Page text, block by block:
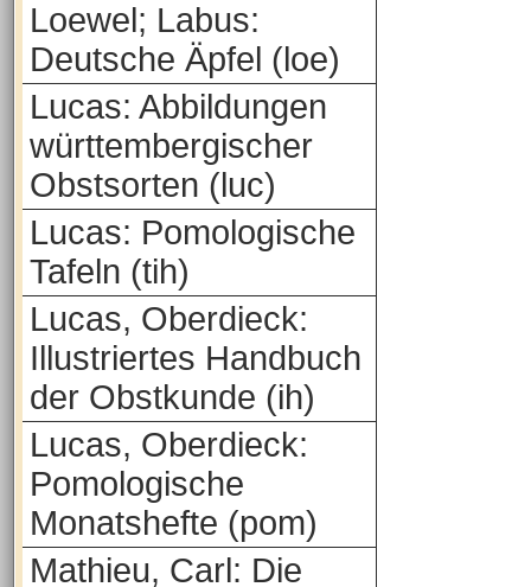
Loewel; Labus:
Deutsche Äpfel (loe)
Lucas: Abbildungen
württembergischer
Obstsorten (luc)
Lucas: Pomologische
Tafeln (tih)
Lucas, Oberdieck:
Illustriertes Handbuch
der Obstkunde (ih)
Lucas, Oberdieck:
Pomologische
Monatshefte (pom)
Mathieu, Carl: Die